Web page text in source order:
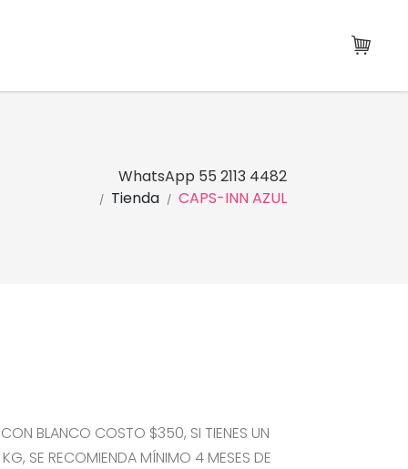
WhatsApp 55 2113 4482
Tienda
CAPS-INN AZUL
BLANCO COSTO $350, SI TIENES UN
SE RECOMIENDA MÍNIMO 4 MESES DE